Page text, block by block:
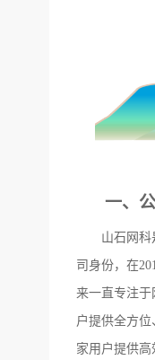
一、
山石网
司身份，在
来一直专注
户提供全方
家用户提供